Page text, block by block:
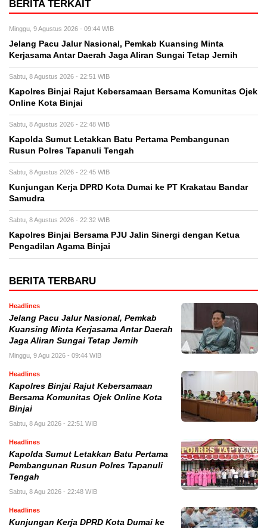
BERITA TERKAIT
Minggu, 9 Agustus 2026 - 09:44 WIB
Jelang Pacu Jalur Nasional, Pemkab Kuansing Minta
Kerjasama Antar Daerah Jaga Aliran Sungai Tetap Jernih
Sabtu, 8 Agustus 2026 - 22:51 WIB
Kapolres Binjai Rajut Kebersamaan Bersama Komunitas Ojek
Online Kota Binjai
Sabtu, 8 Agustus 2026 - 22:48 WIB
Kapolda Sumut Letakkan Batu Pertama Pembangunan
Rusun Polres Tapanuli Tengah
Sabtu, 8 Agustus 2026 - 22:45 WIB
Kunjungan Kerja DPRD Kota Dumai ke PT Krakatau Bandar
Samudra
Sabtu, 8 Agustus 2026 - 22:32 WIB
Kapolres Binjai Bersama PJU Jalin Sinergi dengan Ketua
Pengadilan Agama Binjai
BERITA TERBARU
Headlines
Jelang Pacu Jalur Nasional, Pemkab
Kuansing Minta Kerjasama Antar Daerah
Jaga Aliran Sungai Tetap Jernih
Minggu, 9 Agu 2026 - 09:44 WIB
Headlines
Kapolres Binjai Rajut Kebersamaan
Bersama Komunitas Ojek Online Kota
Binjai
Sabtu, 8 Agu 2026 - 22:51 WIB
Headlines
Kapolda Sumut Letakkan Batu Pertama
Pembangunan Rusun Polres Tapanuli
Tengah
Sabtu, 8 Agu 2026 - 22:48 WIB
Headlines
Kunjungan Kerja DPRD Kota Dumai ke